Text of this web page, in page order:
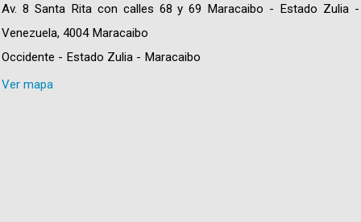
Av. 8 Santa Rita con calles 68 y 69 Maracaibo - Estado Zulia -
Venezuela, 4004 Maracaibo
Occidente - Estado Zulia - Maracaibo
Ver mapa